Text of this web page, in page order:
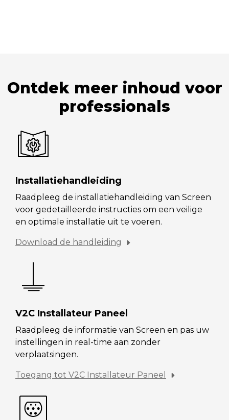
Ontdek meer inhoud voor
professionals
Installatiehandleiding
Raadpleeg de installatiehandleiding van Screen
voor gedetailleerde instructies om een veilige
en optimale installatie uit te voeren.
Download de handleiding
V2C Installateur Paneel
Raadpleeg de informatie van Screen en pas uw
instellingen in real-time aan zonder
verplaatsingen.
Toegang tot V2C Installateur Paneel